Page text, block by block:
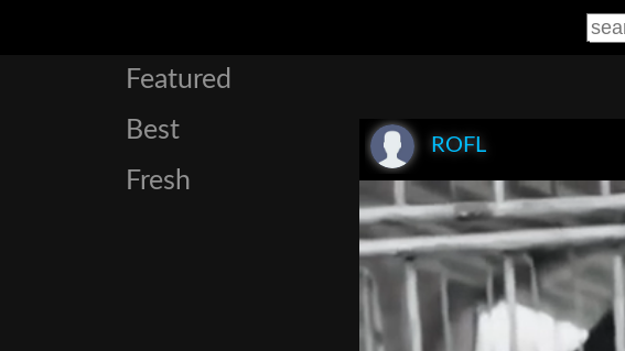
Featured
Best
Fresh
ROFL